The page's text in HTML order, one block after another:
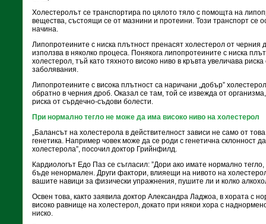
Холестеролът се транспортира по цялото тяло с помощта на
вещества, състоящи се от мазнини и протеини. Този транспорт се
начина.
Липопротеините с ниска плътност пренасят холестерол от черния
използва в няколко процеса. Понякога липопротеините с ниска
холестерол, тъй като тяхното високо ниво в кръвта увеличава
заболявания.
Липопротеините с висока плътност са наричани „добър”
обратно в черния дроб. Оказал се там, той се извежда от
риска от сърдечно-съдови болести.
При нормално тегло не може да има високо ниво на холестерол
„Балансът на холестерола в действителност зависи не само от
генетика. Например човек може да се роди с генетична склонност
холестерола”, посочил доктор Грийнфилд.
Кардиологът Едо Паз се съгласил: ”Дори ако имате нормално
бъде ненормален. Други фактори, влияещи на нивото на
вашите навици за физически упражнения, пушите ли и колко
Освен това, както заявила доктор Александра Ладжоа, в хората с
високо равнище на холестерол, докато при някои хора с
ниско.